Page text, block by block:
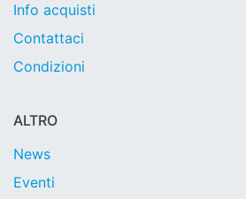
Info acquisti
Contattaci
Condizioni
ALTRO
News
Eventi